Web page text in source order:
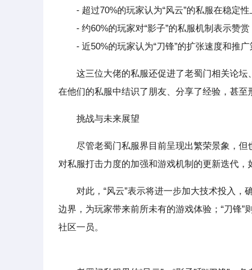
- 超过70%的玩家认为“风云”的私服在稳定
- 约60%的玩家对“影子”的私服机制表示赞赏
- 近50%的玩家认为“刀锋”的扩张速度和推广
这三位大佬的私服还促进了老蜀门相关论
在他们的私服中结识了朋友、分享了经验，甚至
挑战与未来展望
尽管老蜀门私服界目前呈现出繁荣景象，
对私服打击力度的加强和游戏机制的更新迭代，
对此，“风云”表示将进一步加大技术投入，
边界，为玩家带来前所未有的游戏体验；“刀锋
社区一员。